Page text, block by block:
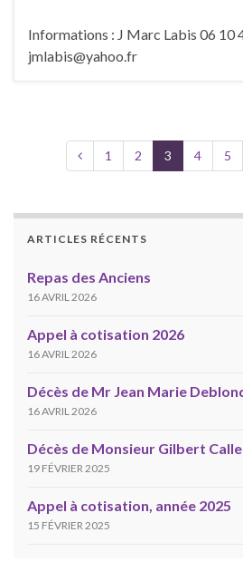
Informations : J Marc Labis 06 10
jmlabis@yahoo.fr
1 2 3 4 5
ARTICLES RÉCENTS
Repas des Anciens
16 AVRIL 2026
Appel à cotisation 2026
16 AVRIL 2026
Décès de Mr Jean Marie
16 AVRIL 2026
Décès de Monsieur Gilbert
19 FÉVRIER 2025
Appel à cotisation, année 2025
15 FÉVRIER 2025